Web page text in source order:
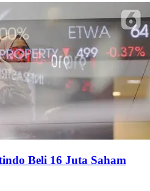
Beli 16 Juta Saham